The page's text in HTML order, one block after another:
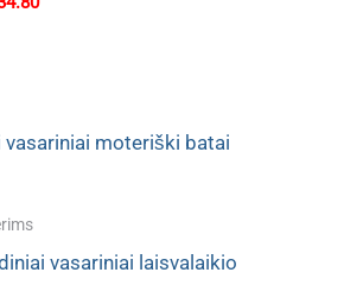
vasariniai laisvalaikio